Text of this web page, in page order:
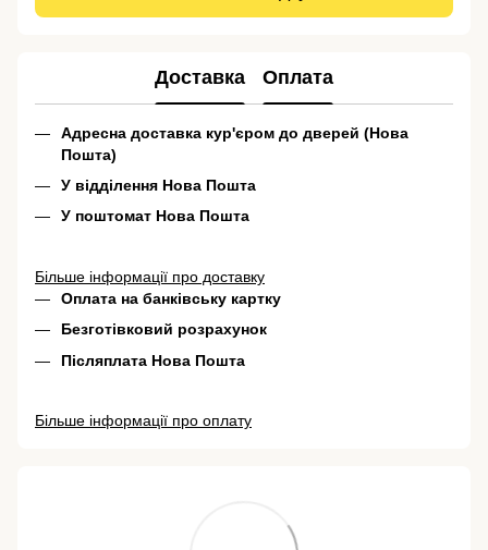
Доставка Оплата
Адресна доставка кур'єром до дверей (Нова
Пошта)
У відділення Нова Пошта
У поштомат Нова Пошта
Більше інформації про доставку
Оплата на банківську картку
Безготівковий розрахунок
Післяплата Нова Пошта
Більше інформації про оплату